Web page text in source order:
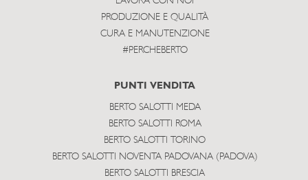
PRODUZIONE E QUALITÀ
CURA E MANUTENZIONE
#PERCHEBERTO
PUNTI VENDITA
BERTO SALOTTI MEDA
BERTO SALOTTI ROMA
BERTO SALOTTI TORINO
BERTO SALOTTI NOVENTA PADOVANA (PADOVA)
BERTO SALOTTI BRESCIA